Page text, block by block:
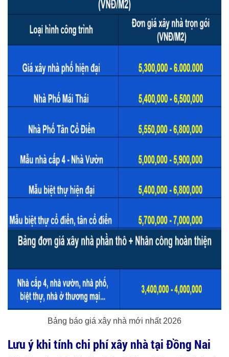
Bảng báo giá xây nhà mới nhất 2026
Lưu ý khi tính chi phí xây nhà tại Đồng Nai